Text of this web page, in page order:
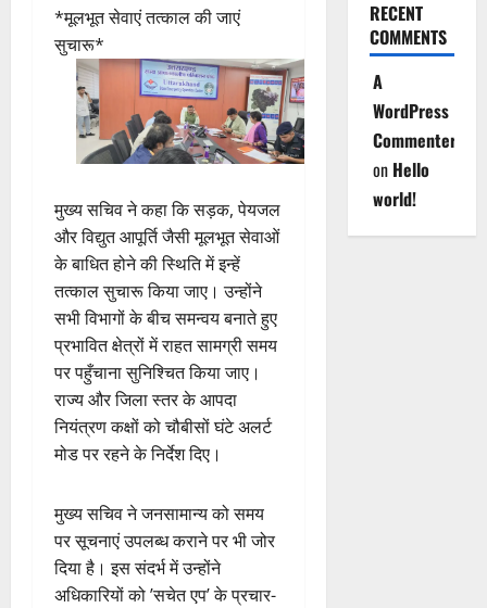
*मूलभूत सेवाएं तत्काल की जाएं
सुचारू*
मुख्य सचिव ने कहा कि सड़क, पेयजल
और विद्युत आपूर्ति जैसी मूलभूत सेवाओं
के बाधित होने की स्थिति में इन्हें
तत्काल सुचारू किया जाए। उन्होंने
सभी विभागों के बीच समन्वय बनाते हुए
प्रभावित क्षेत्रों में राहत सामग्री समय
पर पहुँचाना सुनिश्चित किया जाए।
राज्य और जिला स्तर के आपदा
नियंत्रण कक्षों को चौबीसों घंटे अलर्ट
मोड पर रहने के निर्देश दिए।
मुख्य सचिव ने जनसामान्य को समय
पर सूचनाएं उपलब्ध कराने पर भी जोर
दिया है। इस संदर्भ में उन्होंने
अधिकारियों को ’सचेत एप’ के प्रचार-
RECENT
COMMENTS
A
WordPress
Commenter
on Hello
world!